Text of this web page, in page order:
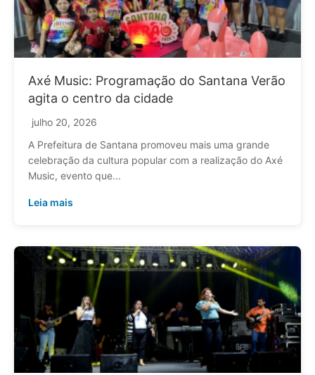
Axé Music: Programação do Santana Verão
agita o centro da cidade
julho 20, 2026
A Prefeitura de Santana promoveu mais uma grande
celebração da cultura popular com a realização do Axé
Music, evento que...
Leia mais